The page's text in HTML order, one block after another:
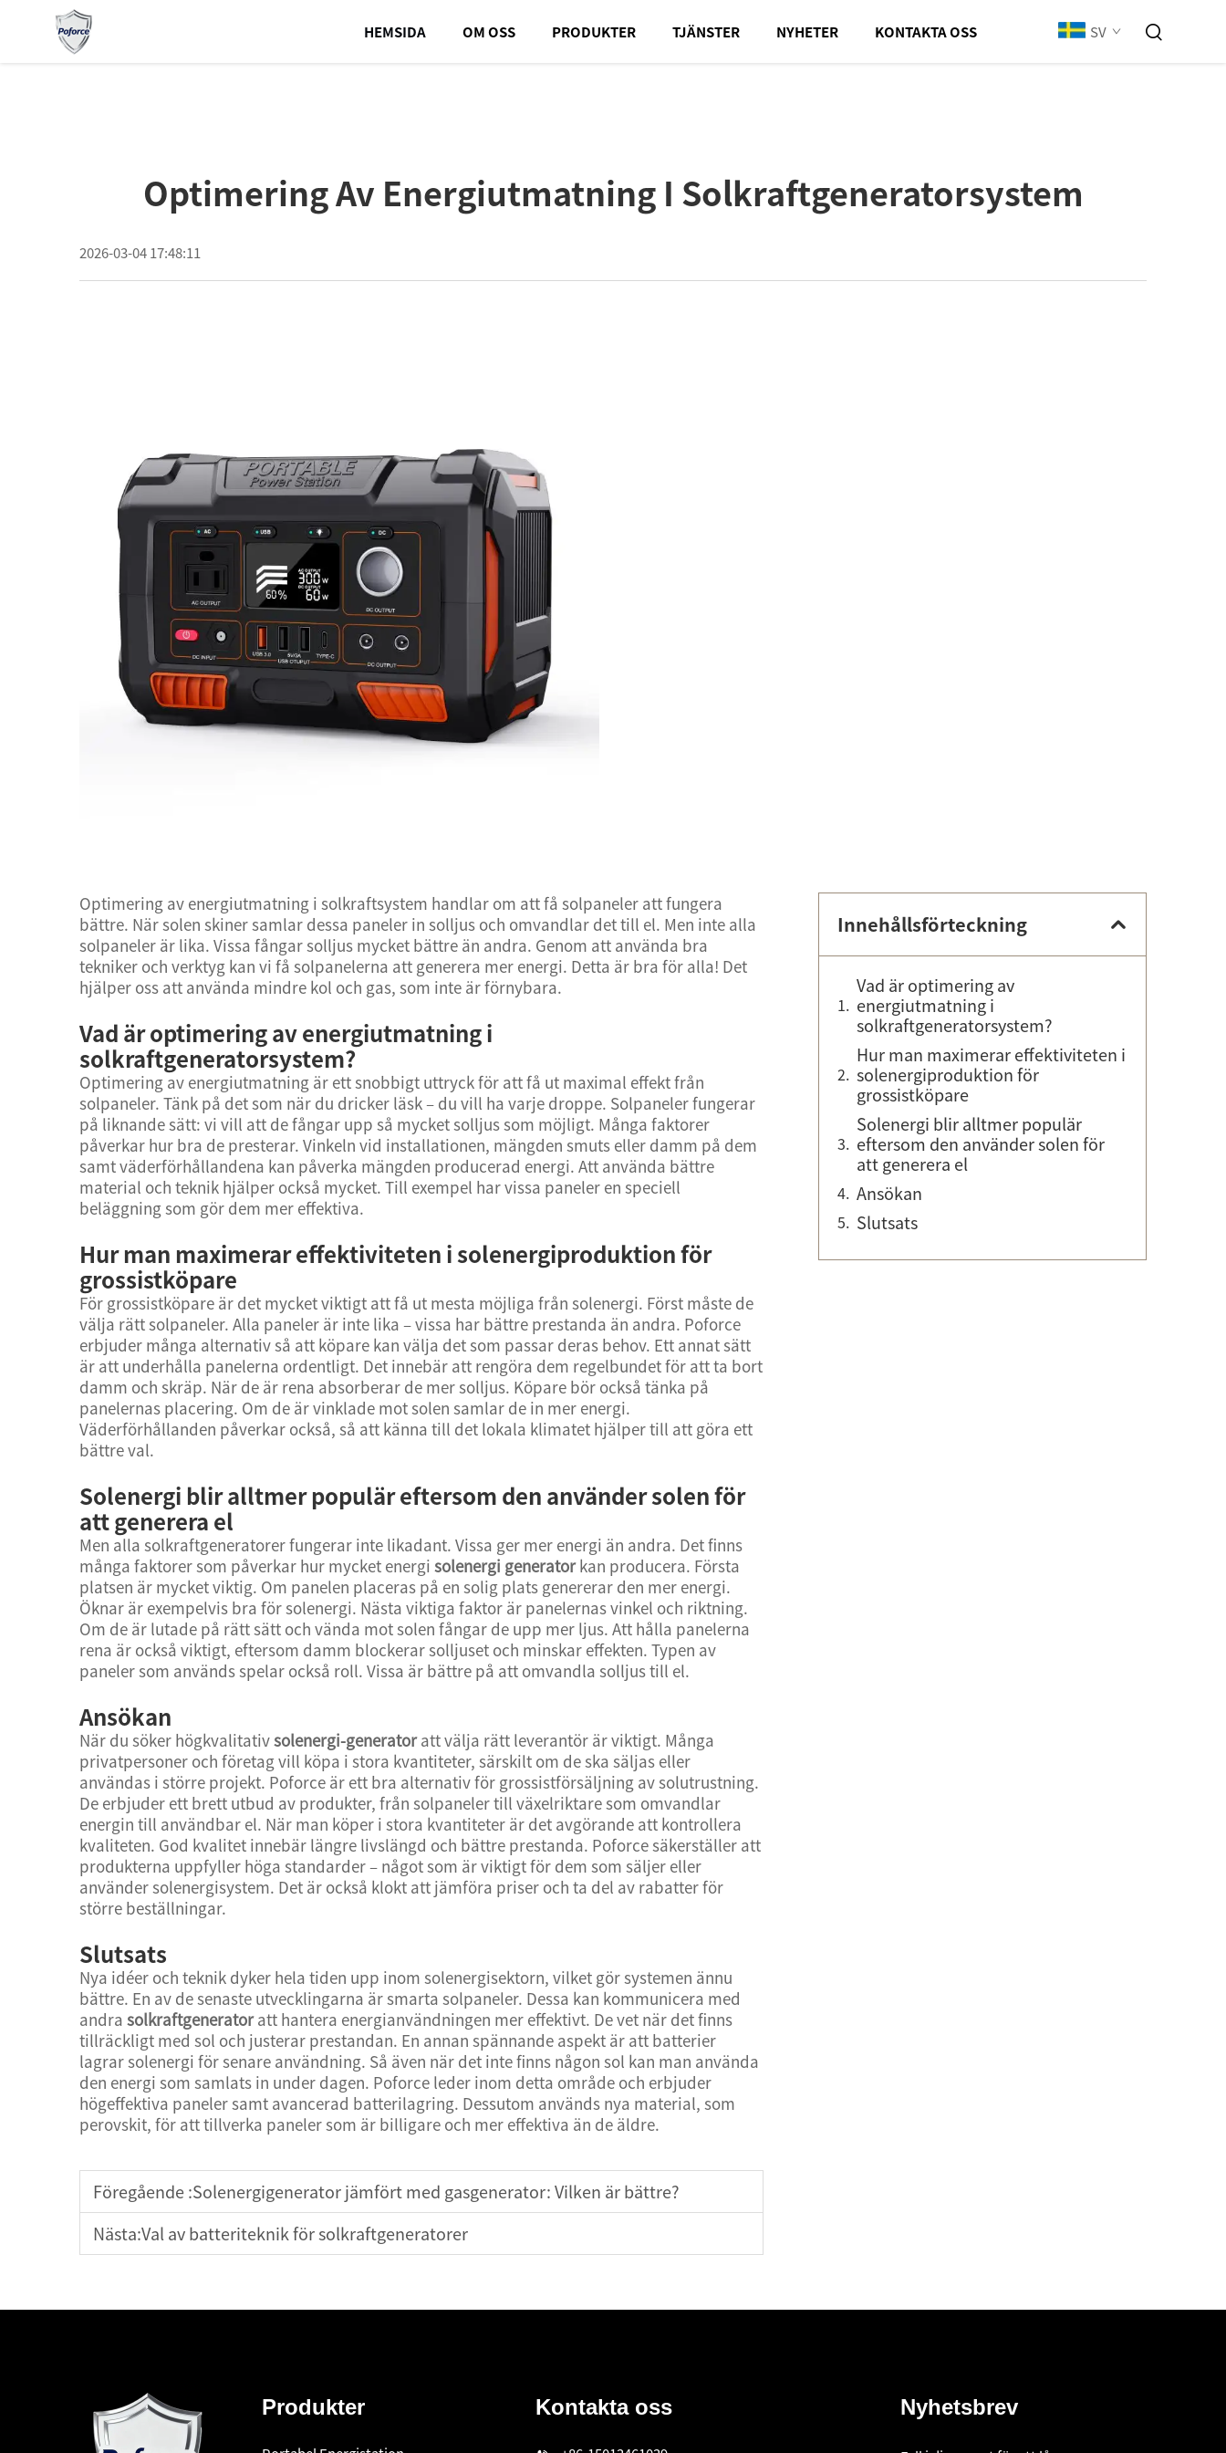
HEMSIDA OM OSS PRODUKTER TJÄNSTER NYHETER KONTAKTA OSS SV
Optimering Av Energiutmatning I Solkraftgeneratorsystem
2026-03-04 17:48:11
Optimering av energiutmatning i solkraftsystem handlar om att få solpaneler att fungera
bättre. När solen skiner samlar dessa paneler in solljus och omvandlar det till el. Men inte alla
solpaneler är lika. Vissa fångar solljus mycket bättre än andra. Genom att använda bra
tekniker och verktyg kan vi få solpanelerna att generera mer energi. Detta är bra för alla! Det
hjälper oss att använda mindre kol och gas, som inte är förnybara.
Vad är optimering av energiutmatning i
solkraftgeneratorsystem?
Optimering av energiutmatning är ett snobbigt uttryck för att få ut maximal effekt från
solpaneler. Tänk på det som när du dricker läsk – du vill ha varje droppe. Solpaneler fungerar
på liknande sätt: vi vill att de fångar upp så mycket solljus som möjligt. Många faktorer
påverkar hur bra de presterar. Vinkeln vid installationen, mängden smuts eller damm på dem
samt väderförhållandena kan påverka mängden producerad energi. Att använda bättre
material och teknik hjälper också mycket. Till exempel har vissa paneler en speciell
beläggning som gör dem mer effektiva.
Hur man maximerar effektiviteten i solenergiproduktion för
grossistköpare
För grossistköpare är det mycket viktigt att få ut mesta möjliga från solenergi. Först måste de
välja rätt solpaneler. Alla paneler är inte lika – vissa har bättre prestanda än andra. Poforce
erbjuder många alternativ så att köpare kan välja det som passar deras behov. Ett annat sätt
är att underhålla panelerna ordentligt. Det innebär att rengöra dem regelbundet för att ta bort
damm och skräp. När de är rena absorberar de mer solljus. Köpare bör också tänka på
panelernas placering. Om de är vinklade mot solen samlar de in mer energi.
Väderförhållanden påverkar också, så att känna till det lokala klimatet hjälper till att göra ett
bättre val.
Solenergi blir alltmer populär eftersom den använder solen för
att generera el
Men alla solkraftgeneratorer fungerar inte likadant. Vissa ger mer energi än andra. Det finns
många faktorer som påverkar hur mycket energi solenergi generatorkan producera. Första
platsen är mycket viktig. Om panelen placeras på en solig plats genererar den mer energi.
Öknar är exempelvis bra för solenergi. Nästa viktiga faktor är panelernas vinkel och riktning.
Om de är lutade på rätt sätt och vända mot solen fångar de upp mer ljus. Att hålla panelerna
rena är också viktigt, eftersom damm blockerar solljuset och minskar effekten. Typen av
paneler som används spelar också roll. Vissa är bättre på att omvandla solljus till el.
Ansökan
När du söker högkvalitativsolenergi-generatoratt välja rätt leverantör är viktigt. Många
privatpersoner och företag vill köpa i stora kvantiteter, särskilt om de ska säljas eller
användas i större projekt. Poforce är ett bra alternativ för grossistförsäljning av solutrustning.
De erbjuder ett brett utbud av produkter, från solpaneler till växelriktare som omvandlar
energin till användbar el. När man köper i stora kvantiteter är det avgörande att kontrollera
kvaliteten. God kvalitet innebär längre livslängd och bättre prestanda. Poforce säkerställer att
produkterna uppfyller höga standarder – något som är viktigt för dem som säljer eller
använder solenergisystem. Det är också klokt att jämföra priser och ta del av rabatter för
större beställningar.
Slutsats
Nya idéer och teknik dyker hela tiden upp inom solenergisektorn, vilket gör systemen ännu
bättre. En av de senaste utvecklingarna är smarta solpaneler. Dessa kan kommunicera med
andra solkraftgeneratoratt hantera energianvändningen mer effektivt. De vet när det finns
tillräckligt med sol och justerar prestandan. En annan spännande aspekt är att batterier
lagrar solenergi för senare användning. Så även när det inte finns någon sol kan man använda
den energi som samlats in under dagen. Poforce leder inom detta område och erbjuder
högeffektiva paneler samt avancerad batterilagring. Dessutom används nya material, som
perovskit, för att tillverka paneler som är billigare och mer effektiva än de äldre.
Föregående :Solenergigenerator jämfört med gasgenerator: Vilken är bättre?
Nästa:Val av batteriteknik för solkraftgeneratorer
Innehållsförteckning
Vad är optimering av
energiutmatning i
solkraftgeneratorsystem?
Hur man maximerar effektiviteten i
solenergiproduktion för
grossistköpare
Solenergi blir alltmer populär
eftersom den använder solen för
att generera el
Ansökan
Slutsats
Produkter Kontakta oss Nyhetsbrev